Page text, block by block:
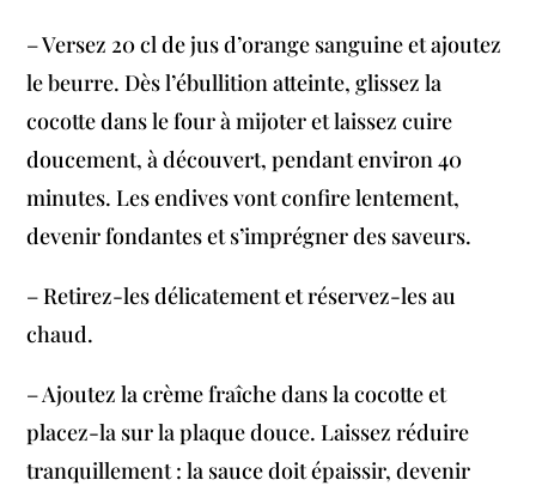
– Versez 20 cl de jus d’orange sanguine et ajoutez
le beurre. Dès l’ébullition atteinte, glissez la
cocotte dans le four à mijoter et laissez cuire
doucement, à découvert, pendant environ 40
minutes. Les endives vont confire lentement,
devenir fondantes et s’imprégner des saveurs.
– Retirez-les délicatement et réservez-les au
chaud.
– Ajoutez la crème fraîche dans la cocotte et
placez-la sur la plaque douce. Laissez réduire
tranquillement : la sauce doit épaissir, devenir